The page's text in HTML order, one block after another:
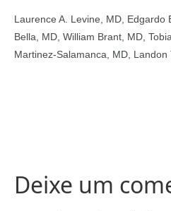
Laurence A. Levine, MD, Edgardo
Bella, MD, William Brant, MD,
Martinez-Salamanca, MD,
Deixe um